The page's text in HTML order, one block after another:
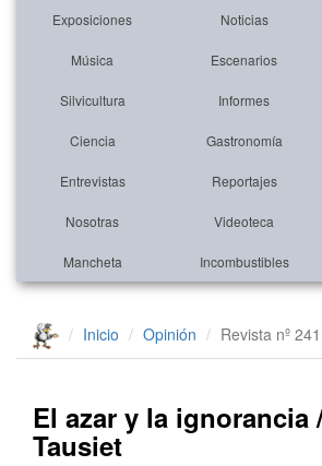
Exposiciones Noticias
Música Escenarios
Silvicultura Informes
Ciencia Gastronomía
Entrevistas Reportajes
Nosotras Videoteca
Mancheta Incombustibles
Inicio Opinión Revista nº 241
El azar y la ignorancia
Tausiet